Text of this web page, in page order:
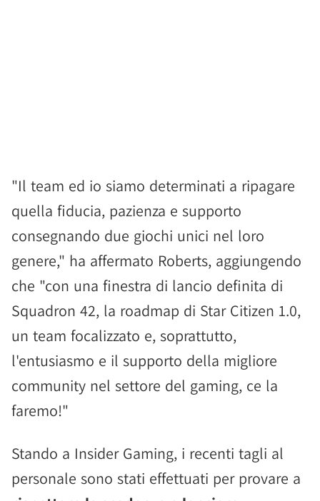
"Il team ed io siamo determinati a ripagare
quella fiducia, pazienza e supporto
consegnando due giochi unici nel loro
genere," ha affermato Roberts, aggiungendo
che "con una finestra di lancio definita di
Squadron 42, la roadmap di Star Citizen 1.0,
un team focalizzato e, soprattutto,
l'entusiasmo e il supporto della migliore
community nel settore del gaming, ce la
faremo!"
Stando a Insider Gaming, i recenti tagli al
personale sono stati effettuati per provare a